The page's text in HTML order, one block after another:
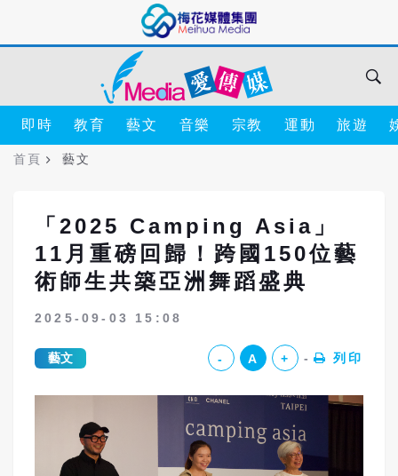
即時 教育 藝文 音樂 宗教 運動 旅遊
首頁 藝文
「2025 Camping Asia」
11月重磅回歸！跨國150位藝
術師生共築亞洲舞蹈盛典
2025-09-03 15:08
藝文 - A + 列印